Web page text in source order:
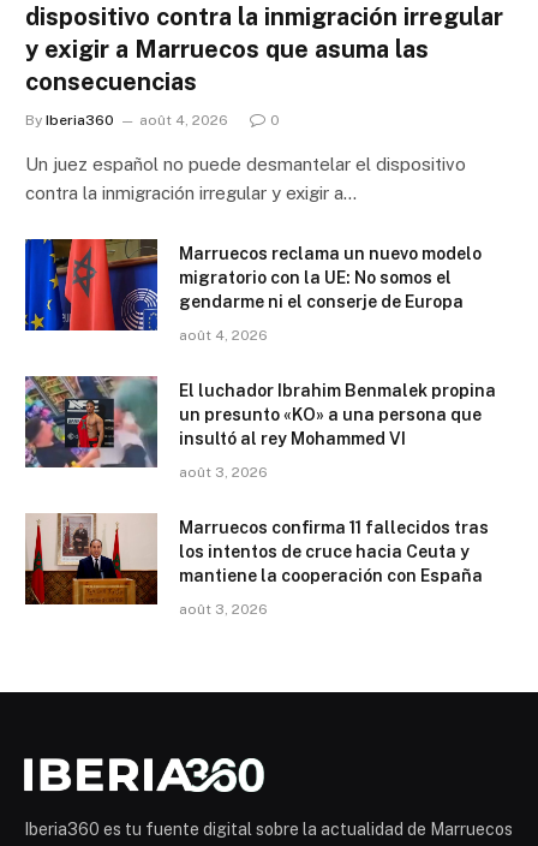
dispositivo contra la inmigración irregular
y exigir a Marruecos que asuma las
consecuencias
By Iberia360 août 4, 2026 0
Un juez español no puede desmantelar el dispositivo
contra la inmigración irregular y exigir a…
Marruecos reclama un nuevo modelo
migratorio con la UE: No somos el
gendarme ni el conserje de Europa
août 4, 2026
El luchador Ibrahim Benmalek propina
un presunto «KO» a una persona que
insultó al rey Mohammed VI
août 3, 2026
Marruecos confirma 11 fallecidos tras
los intentos de cruce hacia Ceuta y
mantiene la cooperación con España
août 3, 2026
Iberia360 es tu fuente digital sobre la actualidad de Marruecos